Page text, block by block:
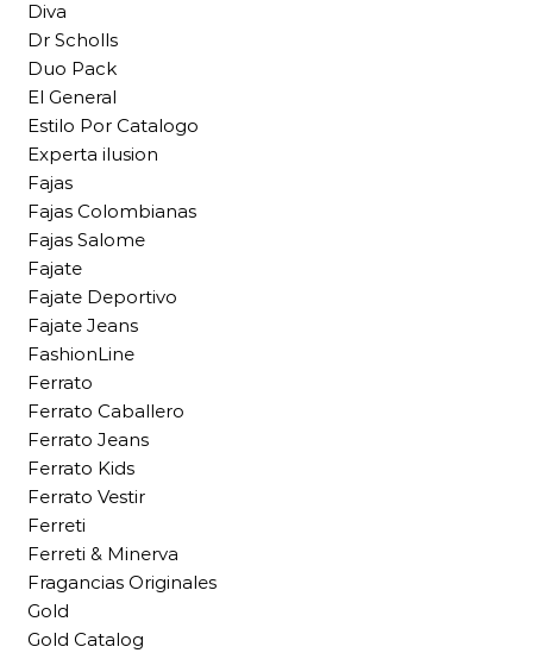
Diva
Dr Scholls
Duo Pack
El General
Estilo Por Catalogo
Experta ilusion
Fajas
Fajas Colombianas
Fajas Salome
Fajate
Fajate Deportivo
Fajate Jeans
FashionLine
Ferrato
Ferrato Caballero
Ferrato Jeans
Ferrato Kids
Ferrato Vestir
Ferreti
Ferreti & Minerva
Fragancias Originales
Gold
Gold Catalog